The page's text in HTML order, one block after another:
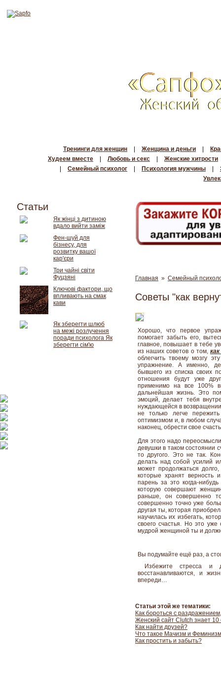
Тренинги для женщин Женщина и деньги
Худеем вместе
Любовь и секс
Женские хитрости
Семейный психолог Психология мужчины
Главная » Семейный
Советы "как
Хорошо, что первое
помогает забыть его,
главное, повышает в тебе
из наших советов о том,
облегчить твоему мозгу
упражнение. А именно,
бывшего из списка своих
отношения будут уже
применимо на все 100%
дальнейшая жизнь. Это
эмоций, делает тебя
нуждающейся в
не только легче
оптимизмом и, в любом
наконец, обрести свое
Для этого надо
девушки в таком состоянии
то другого. Это не так.
делать над собой усилий
может продолжаться
которые хранят верность
парень за это когда-нибудь
которую совершают
раньше, он совершенно
совершенно точно уже
другая ты, которая
научилась их избегать,
своего счастья. Но это
мудрой женщиной ты и
Вы подумайте ещё раз, а
Избежите стресса и
восстанавливаются, и
впереди…
Статьи этой же тематики:
Как бороться с
Женский сайт Clutch знает
Как найти друзей?
Что такое Мачизм и Феминизм
Как простить и забыть?
Статьи
Як жінці з дитиною
вдало вийти заміж
Фен-шуй для
бізнесу, для
розвитку вашої
кар'єри
Три чайні світи
Фуцзяні
Ключові фактори, що
впливають на смак
кави
Як зберегти шлюб
на межі розлучення
поради психолога Як
зберегти сім'ю